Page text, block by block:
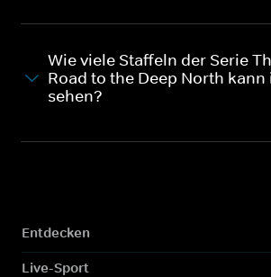
Wie viele Staffeln der Serie
Road to the Deep North kann
sehen?
Entdecken
Live-Sport